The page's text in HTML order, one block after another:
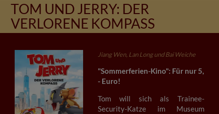
TOM UND JERRY: DER
VERLORENE KOMPASS
Jiang Wen, Lan Long und Bai Weiche
"Sommerferien-Kino": Für nur 5,
- Euro!
Tom will sich als Trainee-
Security-Katze im Museum